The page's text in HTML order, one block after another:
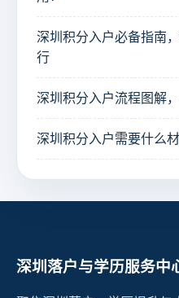
深圳积分入户必备指南
行
深圳积分入户流程图解，
深圳积分入户需要什么
深圳落户与学历服务中